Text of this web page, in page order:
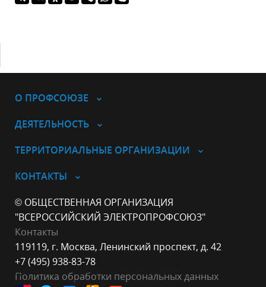
О ПРОФСОЮЗЕ
ДЕЯТЕЛЬНОСТЬ
ТЕРРИТОРИАЛЬНЫЕ ОРГАНИЗАЦИИ
КОНТАКТЫ
© ОБЩЕСТВЕННАЯ ОРГАНИЗАЦИЯ
"ВСЕРОССИЙСКИЙ ЭЛЕКТРОПРОФСОЮЗ"
Контакты
119119, г. Москва, Ленинский проспект, д. 42
+7 (495) 938-83-78
Политика обработки персональных данных
Данный веб-сайт использует cookie-
файлы в целях предоставления вам